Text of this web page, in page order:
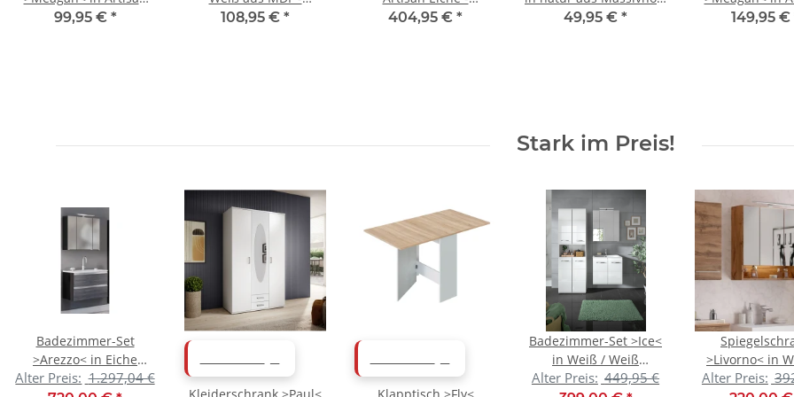
Eiche - 120x70x2cm
99,95 € *
81x40x30cm (BxHxT)
108,95 € *
220x76x90cm (BxHxT)
404,95 € *
- 47x102x36cm (BxHxT)
49,95 € *
Eiche -149,95 €
Stark im Preis!
Badezimmer-Set
>Arezzo< in Eiche
Rauchsilber
Alter Preis: 1.297,04 €
Kleiderschrank >Paul<
Klapptisch >Fly<
Badezimmer-Set >Ice<
in Weiß / Weiß
Hochglanz -
Alter Preis: 449,95 €
>Livorno< in
Eiche -
Alter Preis: